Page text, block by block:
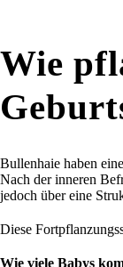
Wie
Bullenhaie haben
Nach der inneren
jedoch über eine
Diese
Wie viele Babys